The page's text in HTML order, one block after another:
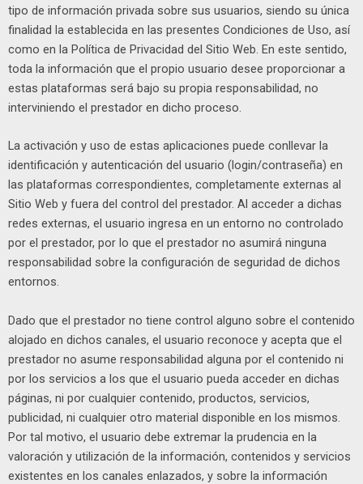
tipo de información privada sobre sus usuarios, siendo su única
finalidad la establecida en las presentes Condiciones de Uso, así
como en la Política de Privacidad del Sitio Web. En este sentido,
toda la información que el propio usuario desee proporcionar a
estas plataformas será bajo su propia responsabilidad, no
interviniendo el prestador en dicho proceso.
La activación y uso de estas aplicaciones puede conllevar la
identificación y autenticación del usuario (login/contraseña) en
las plataformas correspondientes, completamente externas al
Sitio Web y fuera del control del prestador. Al acceder a dichas
redes externas, el usuario ingresa en un entorno no controlado
por el prestador, por lo que el prestador no asumirá ninguna
responsabilidad sobre la configuración de seguridad de dichos
entornos.
Dado que el prestador no tiene control alguno sobre el contenido
alojado en dichos canales, el usuario reconoce y acepta que el
prestador no asume responsabilidad alguna por el contenido ni
por los servicios a los que el usuario pueda acceder en dichas
páginas, ni por cualquier contenido, productos, servicios,
publicidad, ni cualquier otro material disponible en los mismos.
Por tal motivo, el usuario debe extremar la prudencia en la
valoración y utilización de la información, contenidos y servicios
existentes en los canales enlazados, y sobre la información